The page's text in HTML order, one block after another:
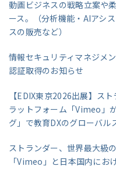
動画ビジネスの戦略立案や
ース。（分析機能・AIアシ
スの販売など）
情報セキュリティマネジメ
認証取得のお知らせ
【EDIX東京2026出展】ス
ラットフォーム「Vimeo」
グ」で教育DXのグローバル
ストランダー、世界最大級
「Vimeo」と日本国内にお